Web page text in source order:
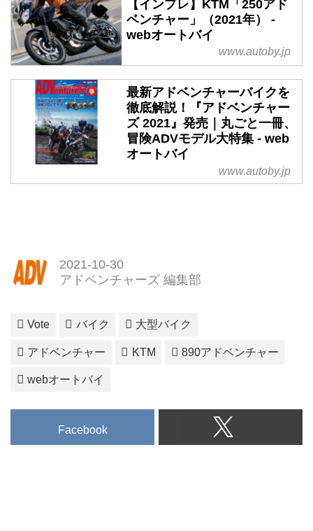
【インプレ】KTM「250アド
ベンチャー」（2021年） -
webオートバイ
www.autoby.jp
最新アドベンチャーバイクを
徹底解説！『アドベンチャー
ズ 2021』発売｜丸ごと一冊、
冒険ADVモデル大特集 - web
オートバイ
www.autoby.jp
2021-10-30
アドベンチャーズ 編集部
Vote バイク 大型バイク
アドベンチャー KTM 890アドベンチャー
webオートバイ
Facebook